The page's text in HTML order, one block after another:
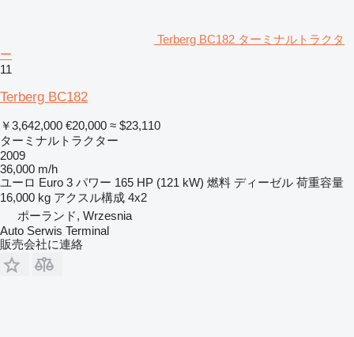
Terberg BC182 ターミナルトラクタ
ー
11
Terberg BC182
￥3,642,000 €20,000 ≈ $23,110
ターミナルトラクター
2009
36,000 m/h
ユーロ Euro 3 パワー 165 HP (121 kW) 燃料 ディーゼル 荷重容量
16,000 kg アクスル構成 4x2
ポーランド, Wrzesnia
Auto Serwis Terminal
販売会社に連絡